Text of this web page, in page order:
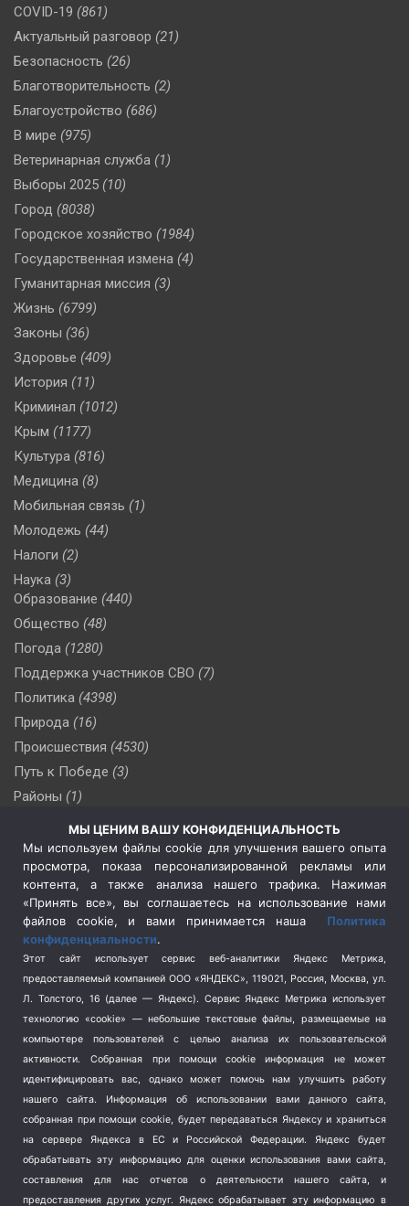
COVID-19 (861)
Актуальный разговор (21)
Безопасность (26)
Благотворительность (2)
Благоустройство (686)
В мире (975)
Ветеринарная служба (1)
Выборы 2025 (10)
Город (8038)
Городское хозяйство (1984)
Государственная измена (4)
Гуманитарная миссия (3)
Жизнь (6799)
Законы (36)
Здоровье (409)
История (11)
Криминал (1012)
Крым (1177)
Культура (816)
Медицина (8)
Мобильная связь (1)
Молодежь (44)
Налоги (2)
Наука (3)
Образование (440)
Общество (48)
Погода (1280)
Поддержка участников СВО (7)
Политика (4398)
Природа (16)
Происшествия (4530)
Путь к Победе (3)
Районы (1)
(510)
Сельское хозяйство (3)
Социальная политика
(3)
Спецоперация в Украине
Спецоперация на Украине
(404)
Спорт (740)
Терроризм (1)
Транспорт (262)
Туризм (178)
Флот (76)
Школа и спорт (2)
Экология (8)
Экономика (1172)
МЫ ЦЕНИМ ВАШУ КОНФИДЕНЦИАЛЬНОСТЬ
Мы используем файлы cookie для улучшения вашего опыта
просмотра, показа персонализированной рекламы или
контента, а также анализа нашего трафика. Нажимая
«Принять все», вы соглашаетесь на использование нами
файлов cookie, и вами принимается наша Политика
конфиденциальности.
Этот сайт использует сервис веб-аналитики Яндекс Метрика,
предоставляемый компанией ООО «ЯНДЕКС», 119021, Россия, Москва, ул.
Л. Толстого, 16 (далее — Яндекс). Сервис Яндекс Метрика использует
технологию «cookie» — небольшие текстовые файлы, размещаемые на
компьютере пользователей с целью анализа их пользовательской
активности.
Собранная при помощи cookie информация не может
идентифицировать вас, однако может помочь нам улучшить работу
нашего сайта. Информация об использовании вами данного сайта,
собранная при помощи cookie, будет передаваться Яндексу и храниться
на сервере Яндекса в ЕС и Российской Федерации. Яндекс будет
обрабатывать эту информацию для оценки использования вами сайта,
составления для нас отчетов о деятельности нашего сайта, и
предоставления других услуг. Яндекс обрабатывает эту информацию в